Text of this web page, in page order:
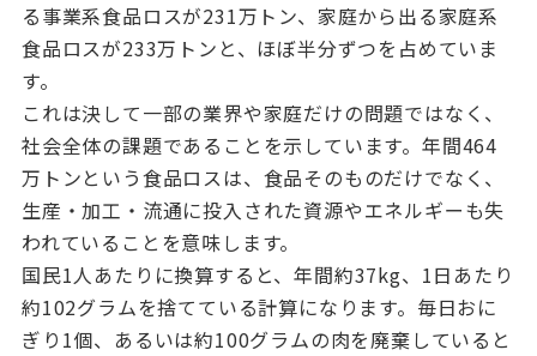
る事業系食品ロスが231万トン、家庭から出る家庭系
食品ロスが233万トンと、ほぼ半分ずつを占めていま
す。
これは決して一部の業界や家庭だけの問題ではなく、
社会全体の課題であることを示しています。年間464
万トンという食品ロスは、食品そのものだけでなく、
生産・加工・流通に投入された資源やエネルギーも失
われていることを意味します。
国民1人あたりに換算すると、年間約37kg、 1日あたり
約102グラムを捨てている計算になります。毎日おに
ぎり 1個、あるいは約100グラムの肉を廃棄していると